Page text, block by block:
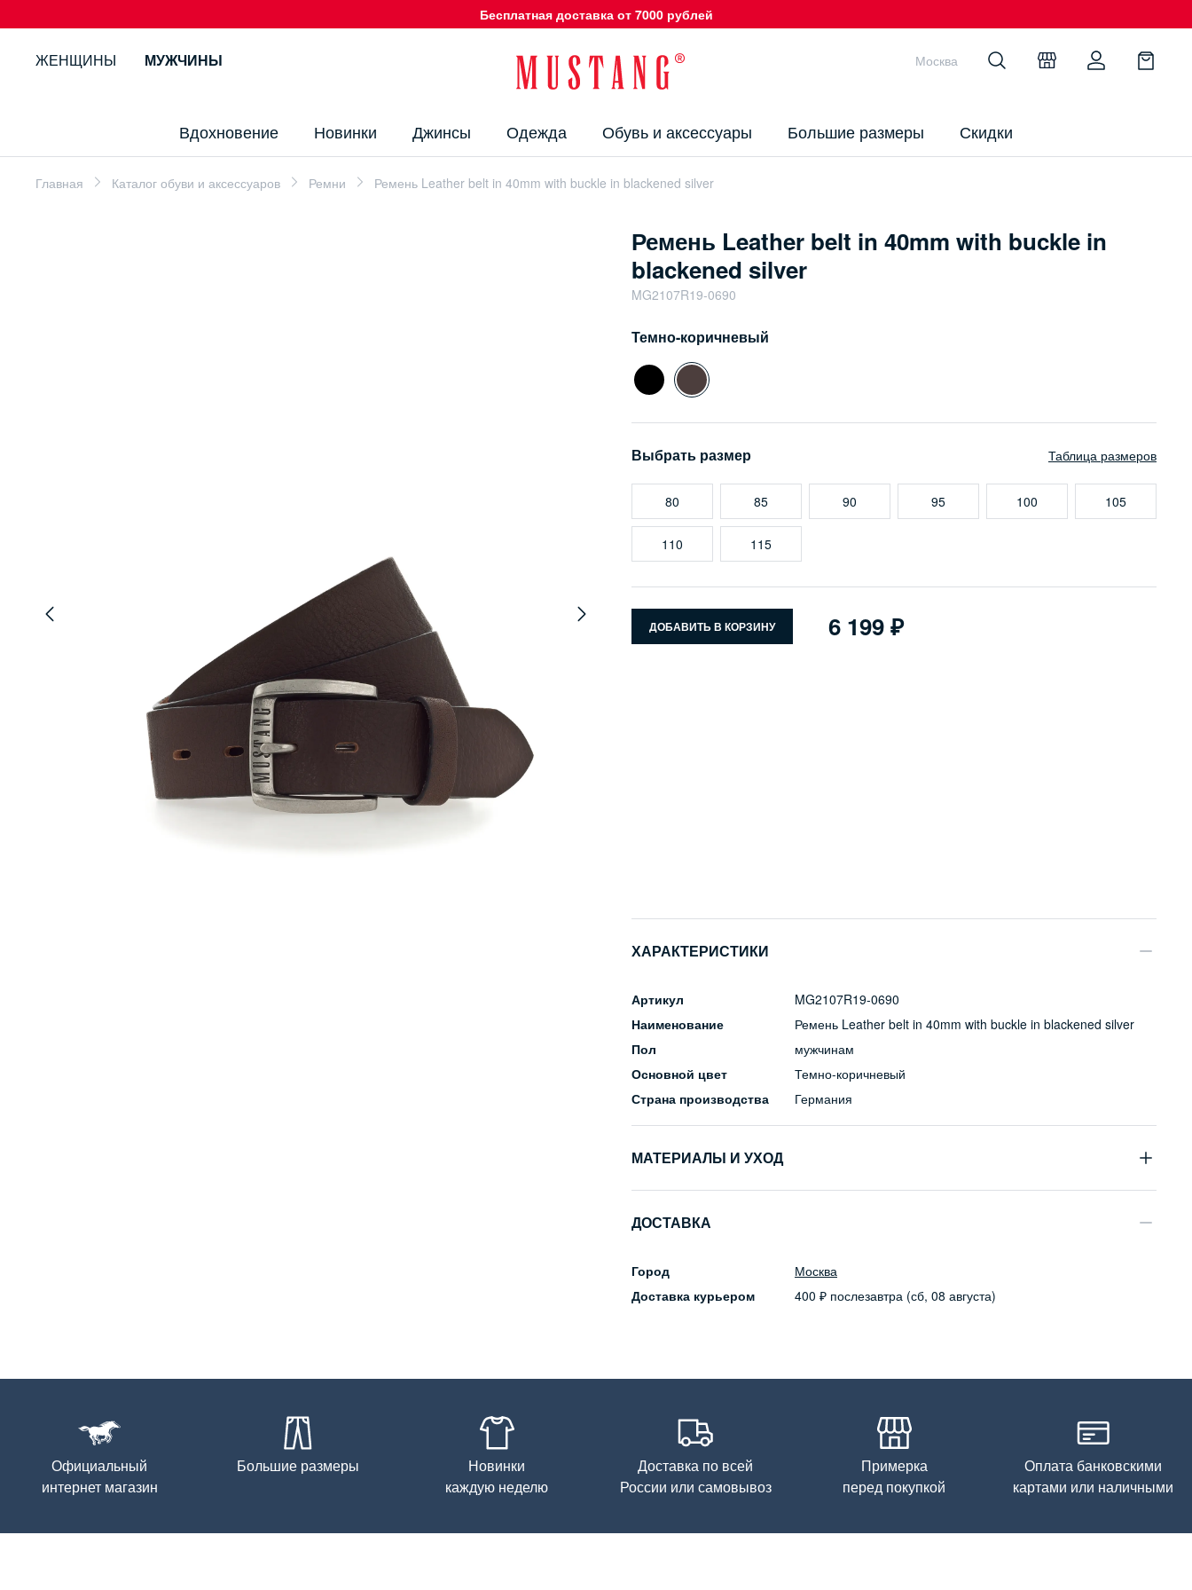
Бесплатная доставка от 7000 рублей
ЖЕНЩИНЫ МУЖЧИНЫ
Вдохновение Новинки Джинсы Одежда Обувь и аксессуары Большие размеры Скидки
Москва
Главная Каталог обуви и аксессуаров Ремни Ремень Leather belt in 40mm with buckle in blackened silver
Ремень Leather belt in 40mm with buckle in
blackened silver
MG2107R19-0690
Темно-коричневый
Выбрать размер Таблица размеров
80 85 90 95 100 105
110 115
ДОБАВИТЬ В КОРЗИНУ 6 199
ХАРАКТЕРИСТИКИ
Артикул
MG2107R19-0690
Наименование
Ремень Leather belt in 40mm with buckle in blackened silver
Пол
мужчинам
Основной цвет
Темно-коричневый
Страна производства
Германия
МАТЕРИАЛЫ И УХОД
ДОСТАВКА
Город
Москва
Доставка курьером
400 ₽ послезавтра (сб, 08 августа)
Официальный
интернет магазин
Большие размеры
Новинки
каждую неделю
Доставка по всей
России или самовывоз
Примерка
перед покупкой
Оплата банковскими
картами или наличными